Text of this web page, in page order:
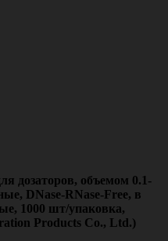
дозаторов, объемом 0.1-
DNase-RNase-Free, в
1000 шт/упаковка,
Products Co., Ltd.)